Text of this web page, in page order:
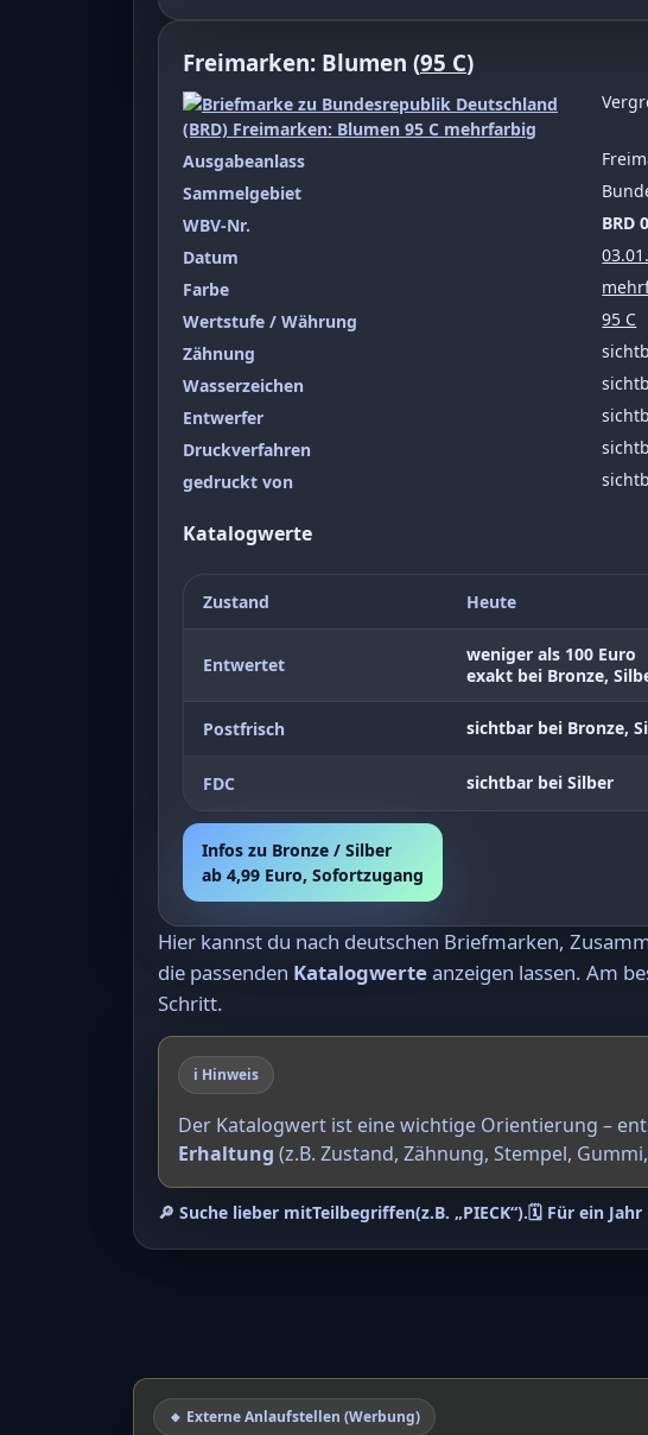
Freimarken: Blumen (95 C)
Ausgabeanlass
Sammelgebiet
WBV-Nr.
BRD
Datum
Farbe
Wertstufe / Währung
95 C
Zähnung
Wasserzeichen
Entwerfer
Druckverfahren
gedruckt von
Katalogwerte
Zustand Heute
Entwertet
weniger als 100 Euro
exakt bei Bronze,
Postfrisch sichtbar bei Bronze,
FDC sichtbar bei Silber
Infos zu Bronze / Silber
ab 4,99 Euro, Sofortzugang
Hier kannst du nach deutschen Briefmarken,
die passenden Katalogwerteanzeigen lassen. Am
Schritt.
ℹ️ Hinweis
Der Katalogwert ist eine wichtige Orientierung –
Erhaltung (z.B. Zustand, Zähnung, Stempel,
🔎 Suche lieber mitTeilbegriffen(z.B. „PIECK“).🗓️ Für ein Jahr
🔸 Externe Anlaufstellen (Werbung)